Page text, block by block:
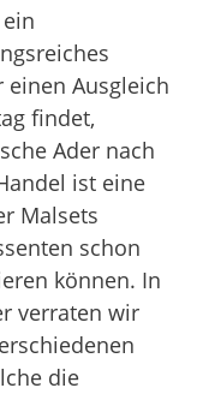
Ausgleich
findet,
Ader nach
ist eine
Malsets
schon
können. In
verraten wir
die